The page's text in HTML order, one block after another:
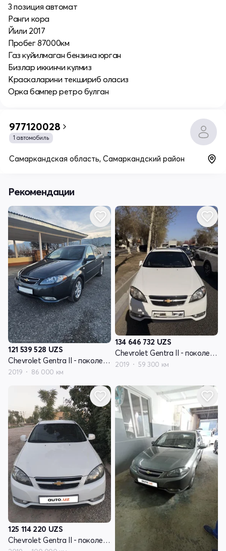
3 позиция автомат
Ранги кора
Йили 2017
Пробег 87000км
Газ куйилмаган бензина юрган
Бизлар иккинчи кулмиз
Краскаларини текшириб оласиз
Орка бампер ретро булган
977120028
1 автомобиль
Самаркандская область, Самаркандский район
Рекомендации
121 539 528 UZS
Chevrolet Gentra II - поколение
2019 86 000 км
134 646 732 UZS
Chevrolet Gentra II - поколение
2019 59 300 км
125 114 220 UZS
Chevrolet Gentra II - поколение